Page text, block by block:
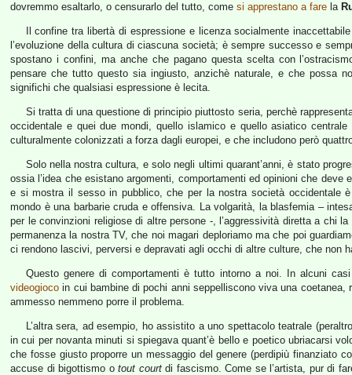
dovremmo esaltarlo, o censurarlo del tutto, come si apprestano a fare la
Il confine tra libertà di espressione e licenza socialmente
l’evoluzione della cultura di ciascuna società; è sempre successo e
spostano i confini, ma anche che pagano questa scelta con
pensare che tutto questo sia ingiusto, anzichè naturale, e che possa
significhi che qualsiasi espressione è lecita.
Si tratta di una questione di principio piuttosto seria, perchè
occidentale e quei due mondi, quello islamico e quello asiatico
culturalmente colonizzati a forza dagli europei, e che includono però
Solo nella nostra cultura, e solo negli ultimi quarant’anni, è stato
ossia l’idea che esistano argomenti, comportamenti ed opinioni che
e si mostra il sesso in pubblico, che per la nostra società occidentale
mondo è una barbarie cruda e offensiva. La volgarità, la blasfemia –
per le convinzioni religiose di altre persone -, l’aggressività diretta a chi
permanenza la nostra TV, che noi magari deploriamo ma che poi
ci rendono lascivi, perversi e depravati agli occhi di altre culture, che non
Questo genere di comportamenti è tutto intorno a noi. In alcuni
videogioco in cui bambine di pochi anni seppelliscono viva una coetanea,
ammesso nemmeno porre il problema.
L’altra sera, ad esempio, ho assistito a uno spettacolo teatrale
in cui per novanta minuti si spiegava quant’è bello e poetico ubriacarsi
che fosse giusto proporre un messaggio del genere (perdipiù finanziato
accuse di bigottismo o tout courtdi fascismo. Come se l’artista, pur di